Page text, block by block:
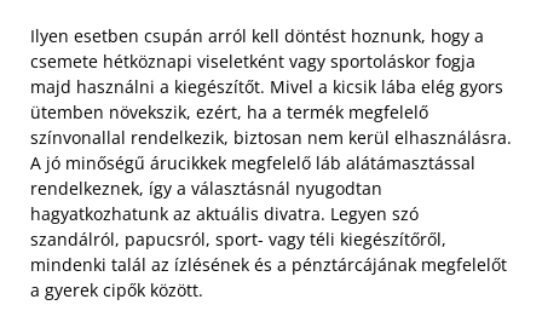
Ilyen esetben csupán arról kell döntést hoznunk, hogy a
csemete hétköznapi viseletként vagy sportoláskor fogja
majd használni a kiegészítőt. Mivel a kicsik lába elég gyors
ütemben növekszik, ezért, ha a termék megfelelő
színvonallal rendelkezik, biztosan nem kerül elhasználásra.
A jó minőségű árucikkek megfelelő láb alátámasztással
rendelkeznek, így a választásnál nyugodtan
hagyatkozhatunk az aktuális divatra. Legyen szó
szandálról, papucsról, sport- vagy téli kiegészítőről,
mindenki talál az ízlésének és a pénztárcájának megfelelőt
a gyerek cipők között.